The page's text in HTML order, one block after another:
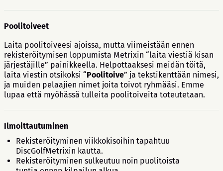
Poolitoiveet
Laita poolitoiveesi ajoissa, mutta viimeistään ennen
rekisteröitymisen loppumista Metrixin “laita viestiä kisan
järjestäjille” painikkeella. Helpottaaksesi meidän töitä,
laita viestin otsikoksi “Poolitoive” ja tekstikenttään nimesi,
ja muiden pelaajien nimet joita toivot ryhmääsi. Emme
lupaa että myöhässä tulleita poolitoiveita toteutetaan.
Ilmoittautuminen
Rekisteröityminen viikkokisoihin tapahtuu
DiscGolfMetrixin kautta.
Rekisteröityminen sulkeutuu noin puolitoista